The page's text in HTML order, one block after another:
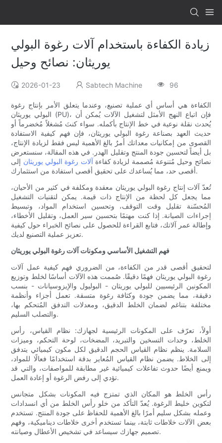
زيادة الكفاءة باستخدام آلات رغوة البولي
يوريثان: نصائح وحيل
2026-01-23 Sabtech Machine 96
الكفاءة هي أساس أي عملية تصنيع، وعندما يتعلق الأمر بإنتاج رغوة
البولي يوريثان (PU)، فإن اتباع النهج الأمثل لتشغيل الآلات يُمكن أن
يُحدث نقلة نوعية في خط الإنتاج بأكمله. سواء كنتَ مُشغلاً مُخضرماً أو
حديث العهد بصناعة رغوة البولي يوريثان، فإن فهم كيفية الاستفادة
القصوى من إمكانيات معداتك أمرٌ بالغ الأهمية ليس فقط لزيادة الإنتاج،
بل أيضاً لتحسين جودة المنتج وتقليل الهدر. في هذه المقالة، سنستعرض
نصائح وحيل مُتنوعة مُصممة لزيادة كفاءةآلات رغوة البولي يوريثان إلى
أقصى حد، مما يُساعدك على تحقيق أقصى استفادة من استثمارك.
تُعدّ آلات إنتاج رغوة البولي يوريثان معقدة ومكلفة في كثير من الأحيان،
مما يجعل كل لحظة من الإنتاج ذات قيمة. يمكن لتقنيات التشغيل
المُحسّنة تقليل وقت التوقف، وتحسين استخدام المواد، وتبسيط
إجراءات الصيانة. إذا كنت مهتمًا بتحسين سير العمل، وتقليل الأخطاء،
وإطالة عمر آلاتك، فتابع القراءة للحصول على نصائح الخبراء حول كيفية
تعزيز عملية التصنيع لديك.
فهم التشغيل الأساسي ومكونات آلات رغوة البولي يوريثان
لتحقيق أقصى قدر من الكفاءة، من الضروري فهم كيفية عمل آلات
رغوة البولي يوريثان فهمًا دقيقًا. صُممت هذه الآلات أساسًا لخلط وتوزيع
المكونين الرئيسيين للبولي يوريثان - البوليول والإيزوسيانات - بنسب
دقيقة، مما يضمن جودة وكثافة رغوة متسقة. تعمل أجزاء وأنظمة
مختلفة بتناغم لضمان الخلط الدقيق، ومعدلات التدفق المُتحكم بها،
والتصلب السليم.
أولاً، تعرّف على المكونات الرئيسية لجهازك: نظام القياس، رأس
الخلط، وحدات التسخين والتبريد، المضخات، لوحة التحكم، وميزات
السلامة. ينظم نظام القياس الحجم الدقيق لكل مكون كيميائي يتدفق
إلى الخلاط. يضمن نظام القياس المُعاير بدقة استخدامًا فعالًا للمواد،
ويمنع أيضًا حدوث تفاعلات كيميائية غير مطابقة للمواصفات، والتي قد
تؤدي إلى رفض الرغوة أو إعادة العمل.
رأس الخلط هو المكان الذي تمتزج فيه المكونات بشكل متجانس
لتكوين خليط الرغوة. يُعدّ التأكد من خلو رأس الخلط من أي انسدادات
وعمله بشكل سليم أمرًا بالغ الأهمية للحفاظ على جودة المنتج. تستخدم
بعض الآلات خلاطات ثابتة، بينما تستخدم أخرى خلاطات ديناميكية، وفهم
تصميم جهازك سيساعد في تشخيص الأعطال وصيانته.